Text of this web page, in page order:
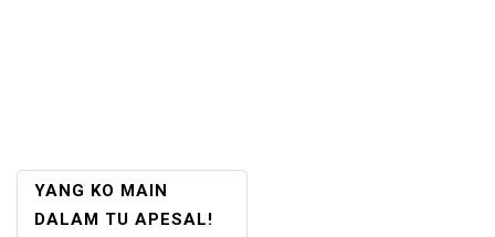
POST
NAVIGATION
YANG KO MAIN
DALAM TU APESAL!